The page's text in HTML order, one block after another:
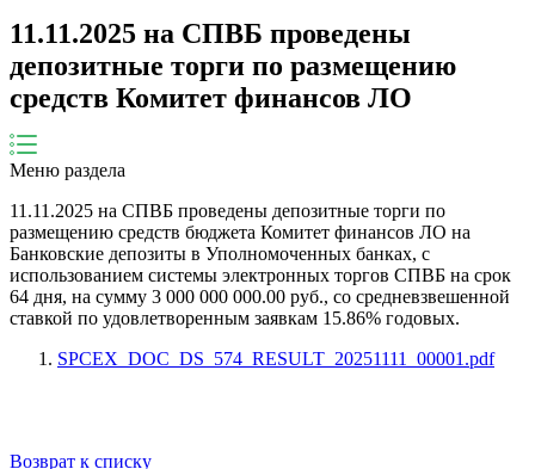
11.11.2025 на СПВБ проведены
депозитные торги по размещению
средств Комитет финансов ЛО
Меню раздела
11.11.2025 на СПВБ проведены депозитные торги по
размещению средств бюджета Комитет финансов ЛО на
Банковские депозиты в Уполномоченных банках, с
использованием системы электронных торгов СПВБ на срок
64 дня, на сумму 3 000 000 000.00 руб., со средневзвешенной
ставкой по удовлетворенным заявкам 15.86% годовых.
SPCEX_DOC_DS_574_RESULT_20251111_00001.pdf
Возврат к списку